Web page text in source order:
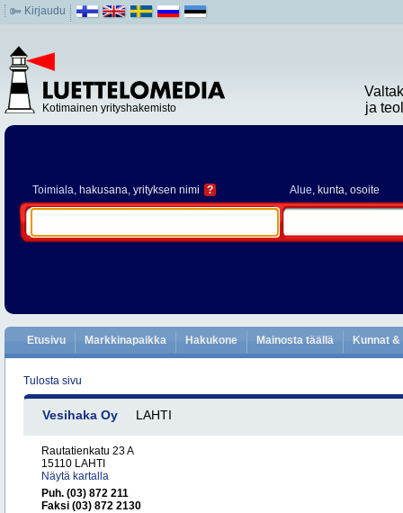
Kirjaudu
Kotimainen yrityshakemisto
ja
Toimiala, hakusana, yrityksen nimi ? Alue, kunta, osoite
Etusivu Markkinapaikka Hakukone Mainosta täällä Kunnat
Tulosta sivu
Vesihaka Oy LAHTI
Rautatienkatu 23 A
15110 LAHTI
Näytä kartalla
Puh. (03) 872 211
Faksi (03) 872 2130